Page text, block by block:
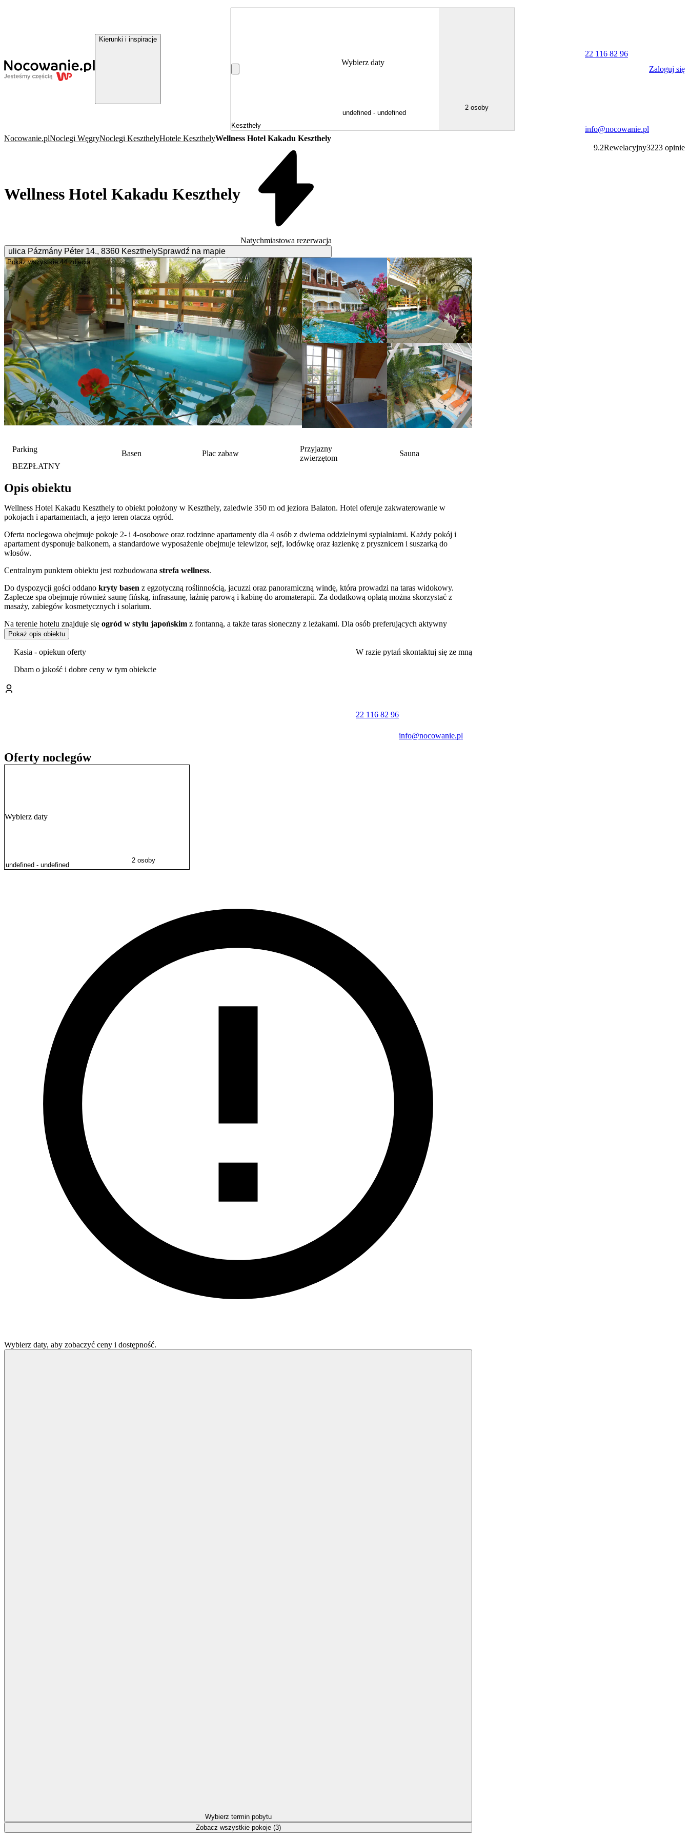
Kierunki i inspiracje
Wybierz daty
2 osoby
22 116 82 96
info@nocowanie.pl
Zaloguj się
Nocowanie.plNoclegi WęgryNoclegi KeszthelyHotele KeszthelyWellness Hotel Kakadu Keszthely
Wellness Hotel Kakadu Keszthely
Natychmiastowa rezerwacja
ulica Pázmány Péter 14., 8360 KeszthelySprawdź na mapie
9.2Rewelacyjny3223 opinie
Pokaż wszystkie 44 zdjęcia
Parking
BEZPŁATNY
Basen Plac zabaw
Przyjazny
zwierzętom
Sauna
Opis obiektu
Wellness Hotel Kakadu Keszthely to obiekt położony w Keszthely, zaledwie 350 m od jeziora Balaton. Hotel oferuje zakwaterowanie w
pokojach i apartamentach, a jego teren otacza ogród.
Oferta noclegowa obejmuje pokoje 2- i 4-osobowe oraz rodzinne apartamenty dla 4 osób z dwiema oddzielnymi sypialniami. Każdy pokój i
apartament dysponuje balkonem, a standardowe wyposażenie obejmuje telewizor, sejf, lodówkę oraz łazienkę z prysznicem i suszarką do
włosów.
Centralnym punktem obiektu jest rozbudowana strefa wellness.
Do dyspozycji gości oddano kryty basen z egzotyczną roślinnością, jacuzzi oraz panoramiczną windę, która prowadzi na taras widokowy.
Zaplecze spa obejmuje również saunę fińską, infrasaunę, łaźnię parową i kabinę do aromaterapii. Za dodatkową opłatą można skorzystać z
masaży, zabiegów kosmetycznych i solarium.
Na terenie hotelu znajduje się ogród w stylu japońskim z fontanną, a także taras słoneczny z leżakami. Dla osób preferujących aktywny
wypoczynek przygotowano salę fitness, stół do tenisa stołowego oraz boisko. Dostępna jest również wypożyczalnia rowerów.
Obiekt jest przygotowany na pobyt rodzin z dziećmi, oferując plac zabaw, trampolinę oraz udogodnienia takie jak łóżeczka, wanienki i krzesełka
jest zlokalizowany na terenie obiektu
Pokaż opis obiektu
Kasia - opiekun oferty
Dbam o jakość i dobre ceny w tym obiekcie
W razie pytań skontaktuj się ze mną
22 116 82 96
info@nocowanie.pl
Oferty noclegów
Wybierz daty
2 osoby
Wybierz daty, aby zobaczyć ceny i dostępność.
Wybierz termin pobytu
Zobacz wszystkie pokoje (3)